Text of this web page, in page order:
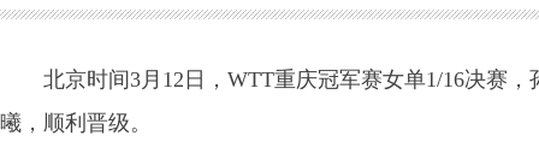
北京时间3月12日，WTT重庆冠军赛女单1/16决赛，
曦，顺利晋级。